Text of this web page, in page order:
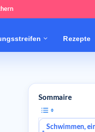
Rezepte
Sommaire
Schwimmen,